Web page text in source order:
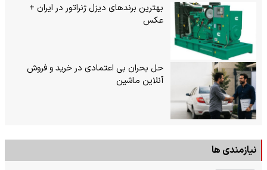
بهترین برندهای دیزل ژنراتور در ایران +
عکس
حل بحران بی‌ اعتمادی در خرید و فروش
آنلاین ماشین
نیازمندی ها